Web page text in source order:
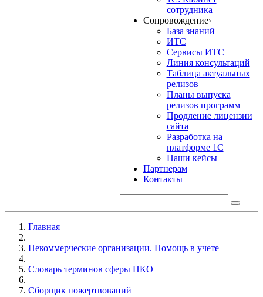
сотрудника
Сопровождение›
База знаний
ИТС
Сервисы ИТС
Линия консультаций
Таблица актуальных
релизов
Планы выпуска
релизов программ
Продление лицензии
сайта
Разработка на
платформе 1С
Наши кейсы
Партнерам
Контакты
Главная
Некоммерческие организации. Помощь в учете
Словарь терминов сферы НКО
Сборщик пожертвований